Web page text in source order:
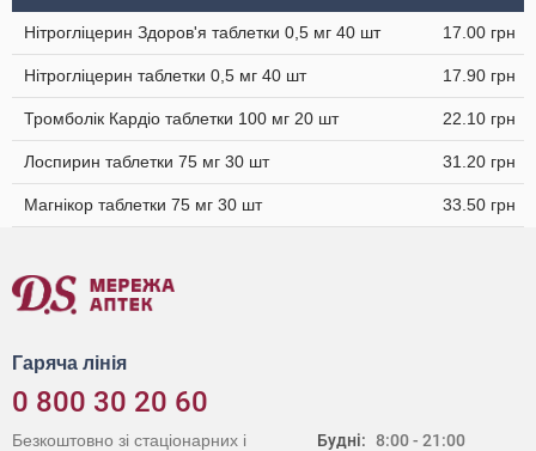
Нітрогліцерин Здоров'я таблетки 0,5 мг 40 шт 17.00 грн
Нітрогліцерин таблетки 0,5 мг 40 шт 17.90 грн
Тромболік Кардіо таблетки 100 мг 20 шт 22.10 грн
Лоспирин таблетки 75 мг 30 шт 31.20 грн
Магнікор таблетки 75 мг 30 шт 33.50 грн
Гаряча лінія
0 800 30 20 60
Будні: 8:00 - 21:00
Безкоштовно зі стаціонарних і